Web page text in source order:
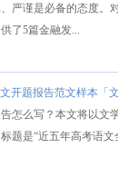
严谨是必备的态度。
了5篇金融发...
开题报告范文样本「文
怎么写？本文将以文
题是“近五年高考语